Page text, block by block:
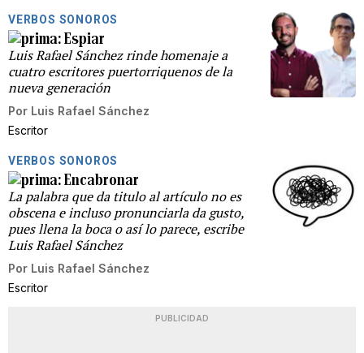
VERBOS SONOROS
Espiar
Luis Rafael Sánchez rinde homenaje a
cuatro escritores puertorriquenos de la
nueva generación
Por Luis Rafael Sánchez
Escritor
VERBOS SONOROS
Encabronar
La palabra que da titulo al artículo no es
obscena e incluso pronunciarla da gusto,
pues llena la boca o así lo parece, escribe
Luis Rafael Sánchez
Por Luis Rafael Sánchez
Escritor
PUBLICIDAD